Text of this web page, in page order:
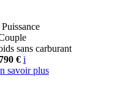
Puissance
sans carburant
€ i
savoir plus